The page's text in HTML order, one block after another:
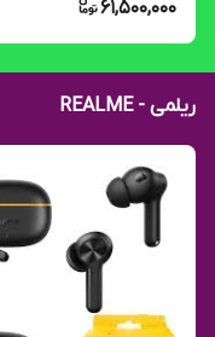
61,500,000
ریلمی - REALME